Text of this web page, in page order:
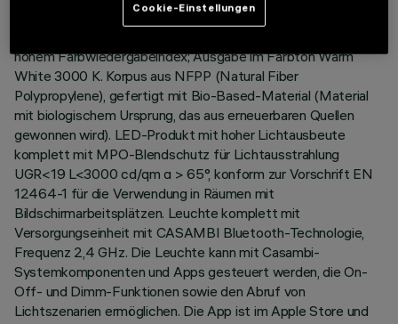
Leuchtkörper 596 x 596 mm für Pendel- oder
hohem Farbwiedergabeindex; Ausgabe im Farbton Warm
White 3000 K. Korpus aus NFPP (Natural Fiber
Polypropylene), gefertigt mit Bio-Based-Material (Material
mit biologischem Ursprung, das aus erneuerbaren Quellen
gewonnen wird). LED-Produkt mit hoher Lichtausbeute
komplett mit MPO-Blendschutz für Lichtausstrahlung
UGR<19 L<3000 cd/qm α > 65°, konform zur Vorschrift EN
12464-1 für die Verwendung in Räumen mit
Bildschirmarbeitsplätzen. Leuchte komplett mit
Versorgungseinheit mit CASAMBI Bluetooth-Technologie,
Frequenz 2,4 GHz. Die Leuchte kann mit Casambi-
Systemkomponenten und Apps gesteuert werden, die On-
Off- und Dimm-Funktionen sowie den Abruf von
Lichtszenarien ermöglichen. Die App ist im Apple Store und
Cookie-Einstellungen